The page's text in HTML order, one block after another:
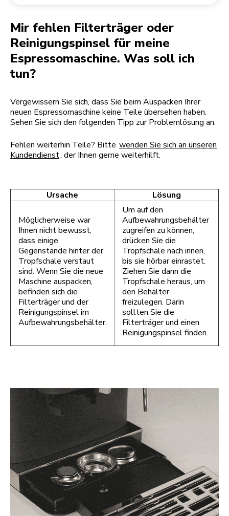
Mir fehlen Filterträger oder
Reinigungspinsel für meine
Espressomaschine. Was soll ich
tun?
Vergewissern Sie sich, dass Sie beim Auspacken Ihrer
neuen Espressomaschine keine Teile übersehen haben.
Sehen Sie sich den folgenden Tipp zur Problemlösung an.
Fehlen weiterhin Teile? Bitte wenden Sie sich an unseren
Kundendienst, der Ihnen gerne weiterhilft.
Ursache Lösung
Möglicherweise war
Ihnen nicht bewusst,
dass einige
Gegenstände hinter der
Tropfschale verstaut
sind. Wenn Sie die neue
Maschine auspacken,
befinden sich die
Filterträger und der
Reinigungspinsel im
Aufbewahrungsbehälter.
Um auf den
Aufbewahrungsbehälter
zugreifen zu können,
drücken Sie die
Tropfschale nach innen,
bis sie hörbar einrastet.
Ziehen Sie dann die
Tropfschale heraus, um
den Behälter
freizulegen. Darin
sollten Sie die
Filterträger und einen
Reinigungspinsel finden.